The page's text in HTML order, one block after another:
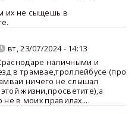
их не сыщешь в
вт, 23/07/2024 - 14:13
наличными и
в трамвае,троллейбусе (про
ничего не слышал
жизни,просветите),а
не в моих правилах....